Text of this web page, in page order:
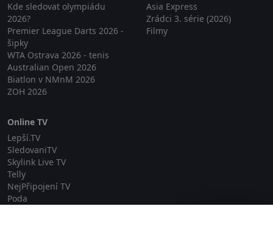
Kde sledovat olympiádu
2026?
Premier League Darts 2026 -
šipky
WTA Ostrava 2026 - tenis
Australian Open 2026
Biatlon v NMnM 2026
ZOH 2026
Asia Express
Zrádci 3. série (2026)
Filmy
Online TV
Lepší.TV
SledovaniTV
Skylink Live TV
Telly
NejPřipojení TV
Poda